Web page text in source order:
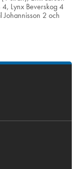
Lynx Beverskog 4
Johannisson 2 och